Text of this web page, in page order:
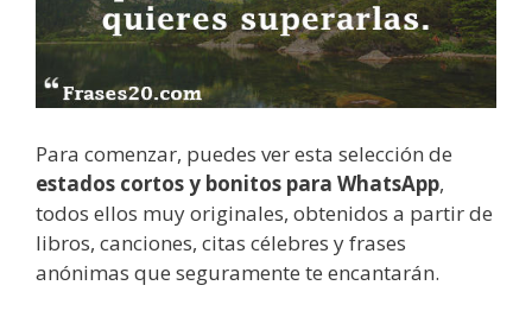
Para comenzar, puedes ver esta selección de
estados cortos y bonitos para WhatsApp,
todos ellos muy originales, obtenidos a partir de
libros, canciones, citas célebres y frases
anónimas que seguramente te encantarán.